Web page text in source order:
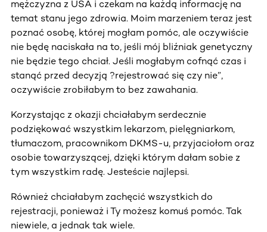
mężczyzna z USA i czekam na każdą informację na
temat stanu jego zdrowia. Moim marzeniem teraz jest
poznać osobę, której mogłam pomóc, ale oczywiście
nie będę naciskała na to, jeśli mój bliźniak genetyczny
nie będzie tego chciał. Jeśli mogłabym cofnąć czas i
stanąć przed decyzją ?rejestrować się czy nie”,
oczywiście zrobiłabym to bez zawahania.
Korzystając z okazji chciałabym serdecznie
podziękować wszystkim lekarzom, pielęgniarkom,
tłumaczom, pracownikom DKMS-u, przyjaciołom oraz
osobie towarzyszącej, dzięki którym dałam sobie z
tym wszystkim radę. Jesteście najlepsi.
Również chciałabym zachęcić wszystkich do
rejestracji, ponieważ i Ty możesz komuś pomóc. Tak
niewiele, a jednak tak wiele.